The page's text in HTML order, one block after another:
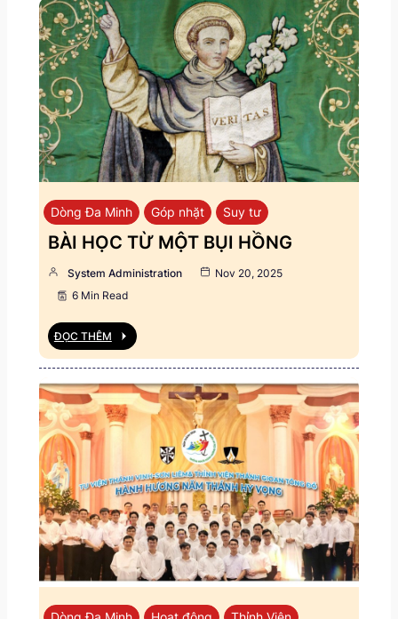
Dòng Đa Minh Góp nhặt Suy tư
BÀI HỌC TỪ MỘT BỤI HỒNG
System Administration
Nov 20, 2025
6 Min Read
ĐỌC THÊM